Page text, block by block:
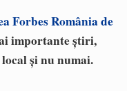
Forbes România de
importante știri,
și nu numai.